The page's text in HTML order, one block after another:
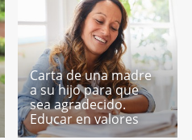
Carta de una madre
a su hijo para que
sea agradecido.
Educar en valores